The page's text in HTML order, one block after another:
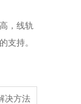
，线轨
支持。
决方法